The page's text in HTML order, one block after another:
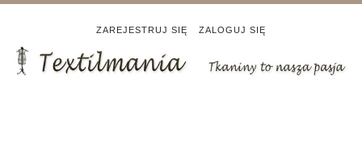
ZAREJESTRUJ SIĘ ZALOGUJ SIĘ